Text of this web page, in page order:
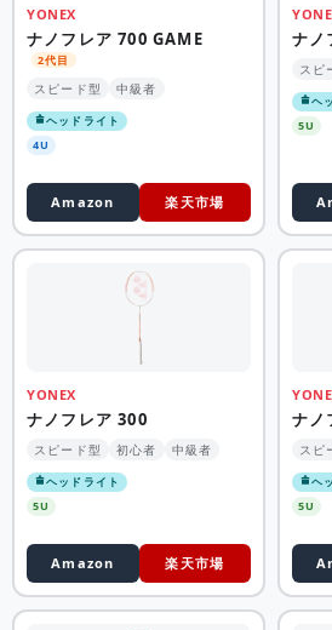
YONEX
ナノフレア 700 GAME
2代目
スピード型 中級者
ヘッドライト
4U
Amazon 楽天市場
ナノ
スピ
ヘ
5U
YONEX
ナノフレア 300
スピード型 初心者 中級者
ヘッドライト
5U
Amazon 楽天市場
ナノ
スピ
ヘ
5U